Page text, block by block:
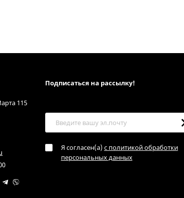
115
Подписаться на рассылкy!
Я согласен(a) с политикой обработки
персональных данных